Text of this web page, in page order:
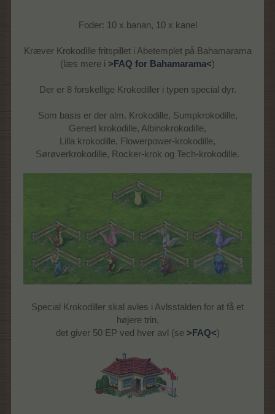
Foder: 10 x banan, 10 x kanel
Kræver Krokodille fritspillet i Abetemplet på Bahamarama
(læs mere i >FAQ for Bahamarama<)
Der er 8 forskellige Krokodiller i typen special dyr.
Som basis er der alm. Krokodille, Sumpkrokodille,
Genert krokodille, Albinokrokodille,
Lilla krokodille, Flowerpower-krokodille,
Sørøverkrokodille, Rocker-krok og Tech-krokodille.
Special Krokodiller skal avles i Avlsstalden for at få et
højere trin,
det giver 50 EP ved hver avl (se >FAQ<)